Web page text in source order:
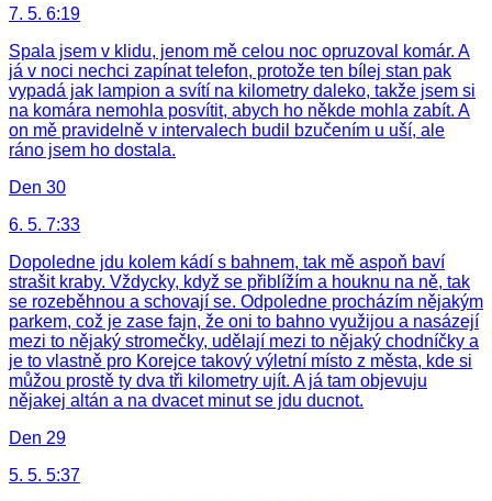
7. 5. 6:19
Spala jsem v klidu, jenom mě celou noc opruzoval komár. A
já v noci nechci zapínat telefon, protože ten bílej stan pak
vypadá jak lampion a svítí na kilometry daleko, takže jsem si
na komára nemohla posvítit, abych ho někde mohla zabít. A
on mě pravidelně v intervalech budil bzučením u uší, ale
ráno jsem ho dostala.
Den 30
6. 5. 7:33
Dopoledne jdu kolem kádí s bahnem, tak mě aspoň baví
strašit kraby. Vždycky, když se přiblížím a houknu na ně, tak
se rozeběhnou a schovají se. Odpoledne procházím nějakým
parkem, což je zase fajn, že oni to bahno využijou a nasázejí
mezi to nějaký stromečky, udělají mezi to nějaký chodníčky a
je to vlastně pro Korejce takový výletní místo z města, kde si
můžou prostě ty dva tři kilometry ujít. A já tam objevuju
nějakej altán a na dvacet minut se jdu ducnot.
Den 29
5. 5. 5:37